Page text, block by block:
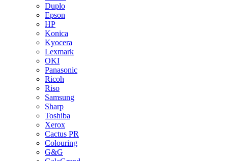
Duplo
Epson
HP
Konica
Kyocera
Lexmark
OKI
Panasonic
Ricoh
Riso
Samsung
Sharp
Toshiba
Xerox
Cactus PR
Colouring
G&G